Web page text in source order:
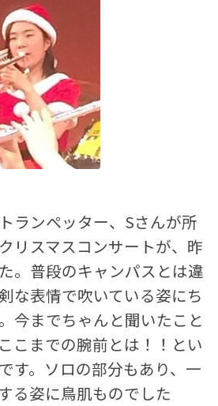
ランぺッター、Sさんが所
リスマスコンサートが、昨
。普段のキャンパスとは違
な表情で吹いている姿にち
今までちゃんと聞いたこと
こまでの腕前とは！！とい
す。ソロの部分もあり、一
る姿に鳥肌ものでした